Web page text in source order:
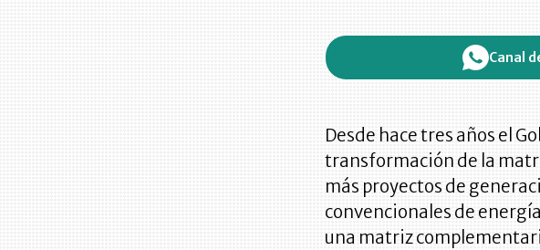
Canal
Desde hace tres años el
transformación de la
más proyectos de
convencionales de
una matriz